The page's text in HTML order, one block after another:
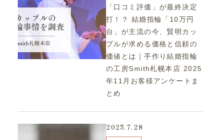
「口コミ評価」が最終決定
打！？ 結婚指輪「10万円
台」が主流の今、賢明カッ
プルが求める価格と信頼の
価値とは｜手作り結婚指輪
の工房Smith札幌本店 2025
年11月お客様アンケートま
とめ
2025.7.28